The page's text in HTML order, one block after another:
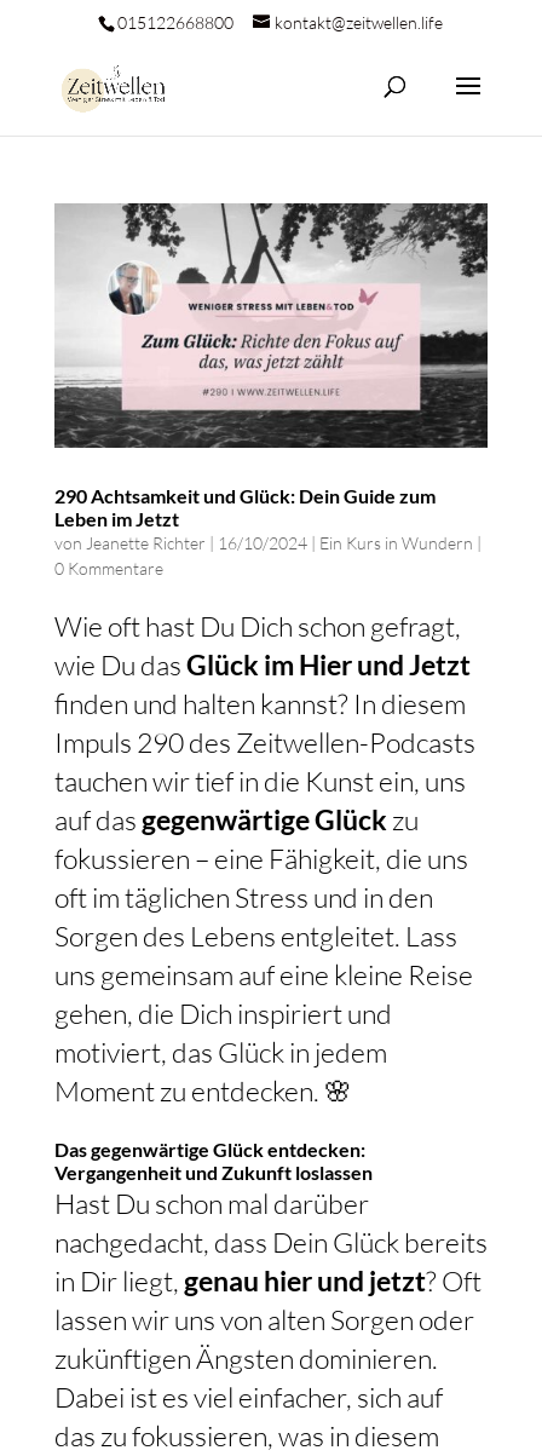
015122668800 kontakt@zeitwellen.life
290 Achtsamkeit und Glück: Dein Guide zum
Leben im Jetzt
von Jeanette Richter | 16/10/2024| Ein Kurs in Wundern |
0 Kommentare
Wie oft hast Du Dich schon gefragt,
wie Du dasGlück im Hier und Jetzt
finden und halten kannst? In diesem
Impuls 290 des Zeitwellen-Podcasts
tauchen wir tief in die Kunst ein, uns
auf das gegenwärtige Glück zu
fokussieren – eine Fähigkeit, die uns
oft im täglichen Stress und in den
Sorgen des Lebens entgleitet. Lass
uns gemeinsam auf eine kleine Reise
gehen, die Dich inspiriert und
motiviert, das Glück in jedem
Moment zu entdecken. 🌸
Das gegenwärtige Glück entdecken:
Vergangenheit und Zukunft loslassen
Hast Du schon mal darüber
nachgedacht, dass Dein Glück bereits
in Dir liegt, genau hier und jetzt? Oft
lassen wir uns von alten Sorgen oder
zukünftigen Ängsten dominieren.
Dabei ist es viel einfacher, sich auf
das zu fokussieren, was in diesem